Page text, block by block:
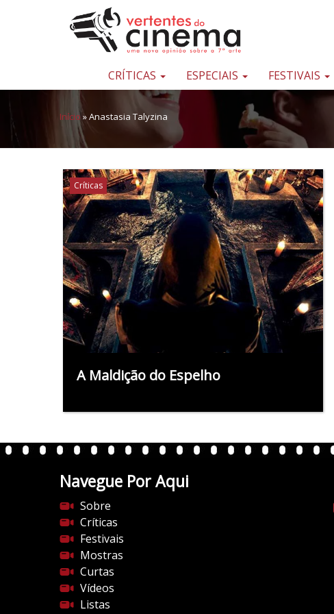
Pular para o conteúdo
Uma
sobre
sétima
arte
CRÍTICAS ESPECIAIS FESTIVAIS
Início »Anastasia Talyzina
Críticas
A Maldição do Espelho
Navegue Por Aqui
Sobre
Críticas
Festivais
Mostras
Curtas
Vídeos
Listas